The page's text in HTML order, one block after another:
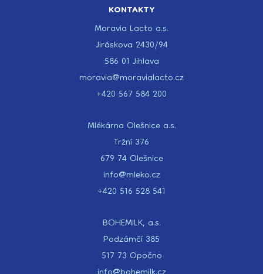
KONTAKTY
Moravia Lacto a.s.
Jiráskova 2430/94
586 01 Jihlava
moravia@moravialacto.cz
+420 567 584 200
Mlékárna Olešnice a.s.
Tržní 376
679 74 Olešnice
info@mleko.cz
+420 516 528 541
BOHEMILK, a.s.
Podzámčí 385
517 73 Opočno